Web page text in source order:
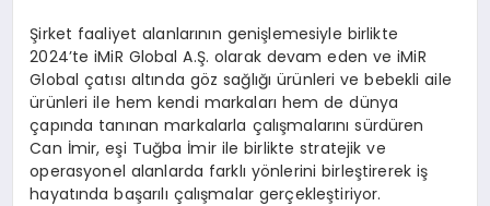
Şirket faaliyet alanlarının genişlemesiyle birlikte
2024’te iMiR Global A.Ş. olarak devam eden ve iMiR
Global çatısı altında göz sağlığı ürünleri ve bebekli aile
ürünleri ile hem kendi markaları hem de dünya
çapında tanınan markalarla çalışmalarını sürdüren
Can İmir, eşi Tuğba İmir ile birlikte stratejik ve
operasyonel alanlarda farklı yönlerini birleştirerek iş
hayatında başarılı çalışmalar gerçekleştiriyor.